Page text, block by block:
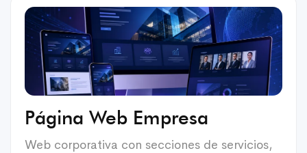
Página Web Empresa
Web corporativa con secciones de servicios,